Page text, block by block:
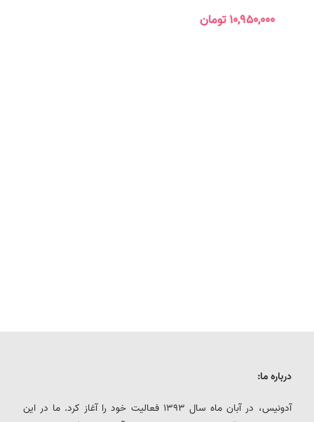
۱۰,۹۵۰,۰۰۰تومان
درباره ما:
آدونیس، در آبان ماه سال 1393 فعالیت خود را آغاز کرد. ما در این